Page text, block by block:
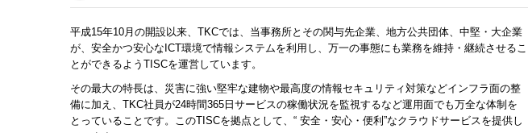
平成15年10月の開設以来、TKCでは、当事務所とその関与先企業、地方公共団体、中堅・大企業
が、安全かつ安心なICT環境で情報システムを利用し、万一の事態にも業務を維持・継続させるこ
とができるようTISCを運営しています。
その最大の特長は、災害に強い堅牢な建物や最高度の情報セキュリティ対策などインフラ面の整
備に加え、TKC社員が24時間365日サービスの稼働状況を監視するなど運用面でも万全な体制を
とっていることです。このTISCを拠点として、“ 安全・安心・便利”なクラウドサービスを提供し